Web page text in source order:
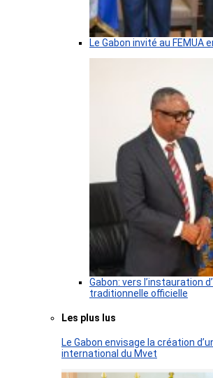
Le Gabon invité au FEMUA
Gabon: vers l’instauration
traditionnelle officielle
Les plus lus
Le Gabon envisage la création
international du Mvet